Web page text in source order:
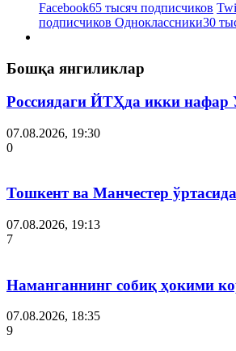
Facebook65 тысяч подписчиков
подписчиков Одноклассники30
Бошқа янгиликлар
Россиядаги ЙТҲда икки нафар
07.08.2026, 19:30
0
Тошкент ва Манчестер
07.08.2026, 19:13
7
Наманганнинг собиқ ҳокими
07.08.2026, 18:35
9